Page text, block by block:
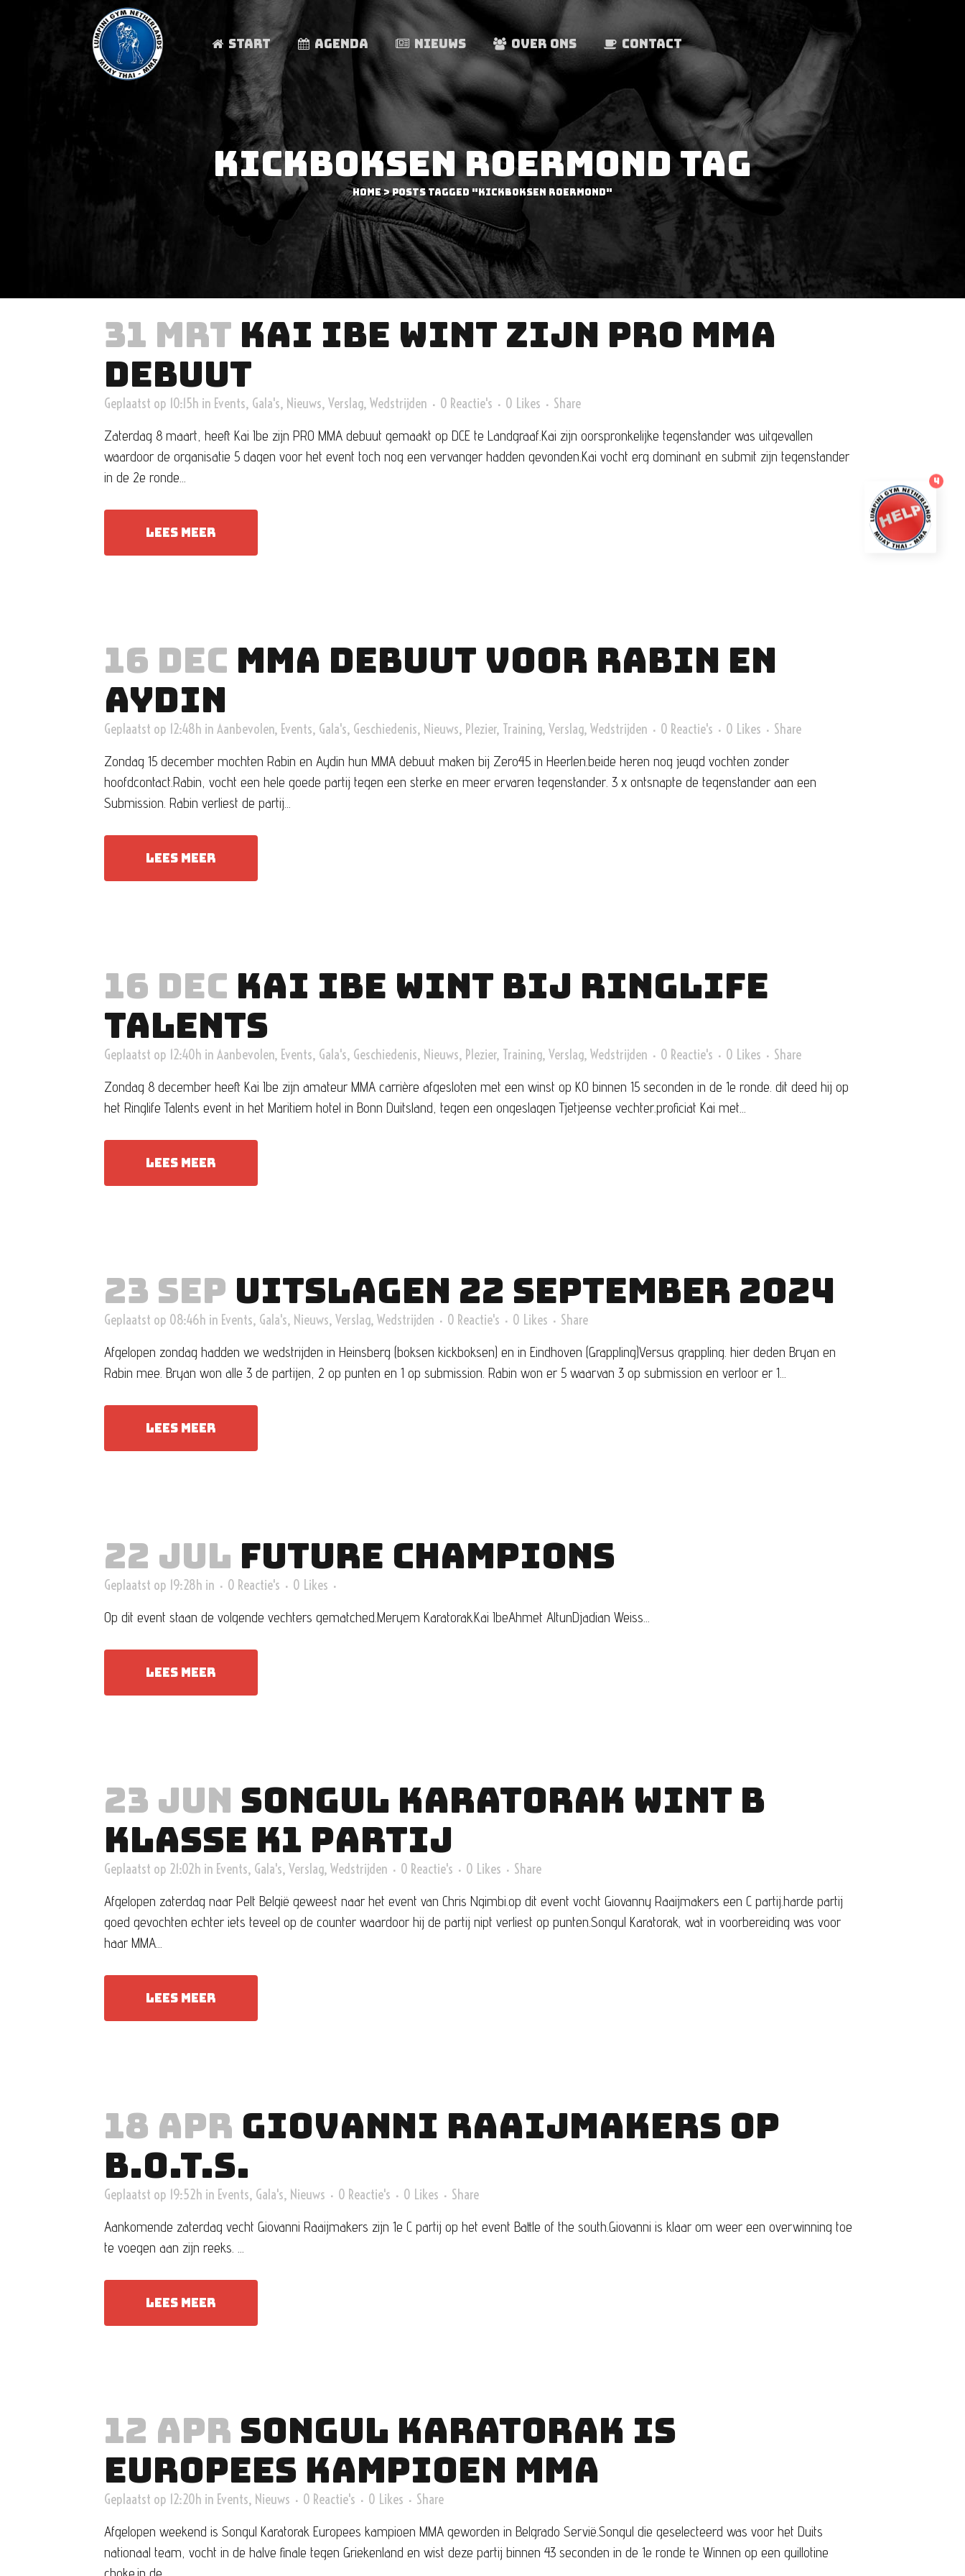
START AGENDA NIEUWS OVER ONS CONTACT
KICKBOKSEN ROERMOND TAG
Home>Posts tagged "Kickboksen Roermond"
31 MRT KAI IBE WINT ZIJN PRO MMA
DEBUUT
Geplaatst op 10:15h in Events, Gala's, Nieuws, Verslag, Wedstrijden 0 Reactie's 0 Likes Share
Zaterdag 8 maart, heeft Kai Ibe zijn PRO MMA debuut gemaakt op DCE te Landgraaf.Kai zijn oorspronkelijke tegenstander was uitgevallen
waardoor de organisatie 5 dagen voor het event toch nog een vervanger hadden gevonden.Kai vocht erg dominant en submit zijn tegenstander
in de 2e ronde...
LEES MEER
16 DEC MMA DEBUUT VOOR RABIN EN
AYDIN
Geplaatst op 12:48h in Aanbevolen, Events, Gala's, Geschiedenis, Nieuws, Plezier, Training, Verslag, Wedstrijden 0 Reactie's 0 Likes Share
Zondag 15 december mochten Rabin en Aydin hun MMA debuut maken bij Zero45 in Heerlen.beide heren nog jeugd vochten zonder
hoofdcontact.Rabin, vocht een hele goede partij tegen een sterke en meer ervaren tegenstander. 3 x ontsnapte de tegenstander aan een
Submission. Rabin verliest de partij...
LEES MEER
16 DEC KAI IBE WINT BIJ RINGLIFE
TALENTS
Geplaatst op 12:40h in Aanbevolen, Events, Gala's, Geschiedenis, Nieuws, Plezier, Training, Verslag, Wedstrijden 0 Reactie's 0 Likes Share
Zondag 8 december heeft Kai Ibe zijn amateur MMA carrière afgesloten met een winst op KO binnen 15 seconden in de 1e ronde. dit deed hij op
het Ringlife Talents event in het Maritiem hotel in Bonn Duitsland, tegen een ongeslagen Tjetjeense vechter.proficiat Kai met...
LEES MEER
23 SEP UITSLAGEN 22 SEPTEMBER 2024
Geplaatst op 08:46h in Events, Gala's, Nieuws, Verslag, Wedstrijden 0 Reactie's 0 Likes Share
Afgelopen zondag hadden we wedstrijden in Heinsberg (boksen kickboksen) en in Eindhoven (Grappling)Versus grappling. hier deden Bryan en
Rabin mee. Bryan won alle 3 de partijen, 2 op punten en 1 op submission. Rabin won er 5 waarvan 3 op submission en verloor er 1...
LEES MEER
22 JUL FUTURE CHAMPIONS
Geplaatst op 19:28h in 0 Reactie's 0 Likes
Op dit event staan de volgende vechters gematched.Meryem Karatorak.Kai IbeAhmet AltunDjadian Weiss...
LEES MEER
23 JUN SONGUL KARATORAK WINT B
KLASSE K1 PARTIJ
Geplaatst op 21:02h in Events, Gala's, Verslag, Wedstrijden 0 Reactie's 0 Likes Share
Afgelopen zaterdag naar Pelt België geweest naar het event van Chris Ngimbi.op dit event vocht Giovanny Raaijmakers een C partij.harde partij
goed gevochten echter iets teveel op de counter waardoor hij de partij nipt verliest op punten.Songul Karatorak, wat in voorbereiding was voor
haar MMA...
LEES MEER
18 APR GIOVANNI RAAIJMAKERS OP
B.O.T.S.
Geplaatst op 19:52h in Events, Gala's, Nieuws 0 Reactie's 0 Likes Share
Aankomende zaterdag vecht Giovanni Raaijmakers zijn 1e C partij op het event Battle of the south.Giovanni is klaar om weer een overwinning toe
te voegen aan zijn reeks. ...
LEES MEER
12 APR SONGUL KARATORAK IS
EUROPEES KAMPIOEN MMA
Geplaatst op 12:20h in Events, Nieuws 0 Reactie's 0 Likes Share
Afgelopen weekend is Songul Karatorak Europees kampioen MMA geworden in Belgrado Servië.Songul die geselecteerd was voor het Duits
nationaal team, vocht in de halve finale tegen Griekenland en wist deze partij binnen 43 seconden in de 1e ronde te Winnen op een guillotine
4